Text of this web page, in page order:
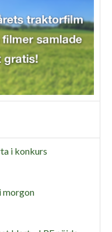
i konkurs
morgon